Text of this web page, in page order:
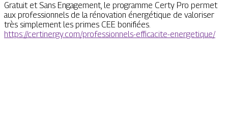
Gratuit et Sans Engagement, le programme Certy Pro permet
aux professionnels de la rénovation énergétique de valoriser
très simplement les primes CEE bonifiées.
https://certinergy.com/professionnels-efficacite-energetique/